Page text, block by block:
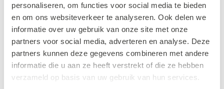
personaliseren, om functies voor social media te bieden
en om ons websiteverkeer te analyseren. Ook delen we
informatie over uw gebruik van onze site met onze
partners voor social media, adverteren en analyse. Deze
partners kunnen deze gegevens combineren met andere
informatie die u aan ze heeft verstrekt of die ze hebben
verzameld op basis van uw gebruik van hun services.
Karpet Maris, Rust
170x230 cm